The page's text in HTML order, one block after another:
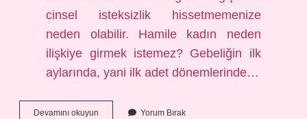
cinsel isteksizlik hissetmemenize
neden olabilir. Hamile kadın neden
ilişkiye girmek istemez? Gebeliğin ilk
aylarında, yani ilk adet dönemlerinde…
Devamını okuyun Yorum Bırak